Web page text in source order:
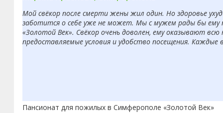
Мой свёкор после смерти жены жил один. Но здоровье
заботится о себе уже не может. Мы с мужем рады бы ему
«Золотой Век». Свёкор очень доволен, ему оказывают
предоставляемые условия и удобство посещения.
Пансионат для пожилых в Симферополе «Золотой Век»